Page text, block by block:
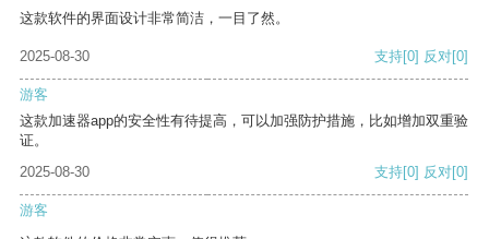
这款软件的界面设计非常简洁，一目了然。
2025-08-30 支持[0] 反对[0]
游客
这款加速器app的安全性有待提高，可以加强防护措施，比如增加双重验
证。
2025-08-30
支持[0] 反对[0]
游客